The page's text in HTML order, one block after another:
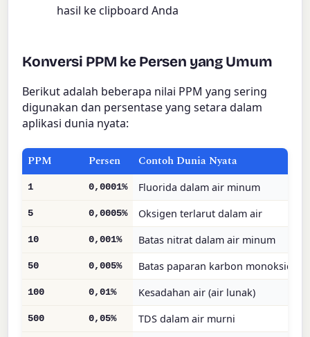
hasil ke clipboard Anda
Konversi PPM ke Persen yang Umum
Berikut adalah beberapa nilai PPM yang sering
digunakan dan persentase yang setara dalam
aplikasi dunia nyata:
PPM Persen Contoh Dunia Nyata
1 0,0001% Fluorida dalam air minum
5 0,0005% Oksigen terlarut dalam air
10 0,001% Batas nitrat dalam air minum
50 0,005% Batas paparan karbon monoksida
100 0,01% Kesadahan air (air lunak)
500 0,05% TDS dalam air murni